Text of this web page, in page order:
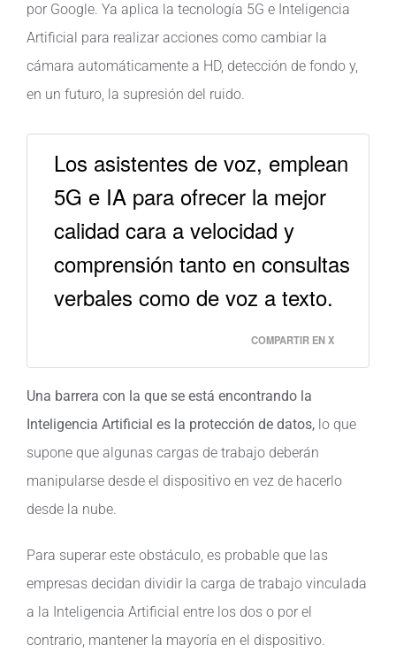
por Google. Ya aplica la tecnología 5G e Inteligencia
Artificial para realizar acciones como cambiar la
cámara automáticamente a HD, detección de fondo y,
en un futuro, la supresión del ruido.
Los asistentes de voz, emplean
5G e IA para ofrecer la mejor
calidad cara a velocidad y
comprensión tanto en consultas
verbales como de voz a texto.
COMPARTIR EN X
Una barrera con la que se está encontrando la
Inteligencia Artificial es la protección de datos, lo que
supone que algunas cargas de trabajo deberán
manipularse desde el dispositivo en vez de hacerlo
desde la nube.
Para superar este obstáculo, es probable que las
empresas decidan dividir la carga de trabajo vinculada
a la Inteligencia Artificial entre los dos o por el
contrario, mantener la mayoría en el dispositivo.